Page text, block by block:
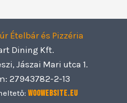
Ételbár és Pizzéria
Dining Kft.
Jászai Mari utca 1.
27943782-2-13
Woowebsite.eu